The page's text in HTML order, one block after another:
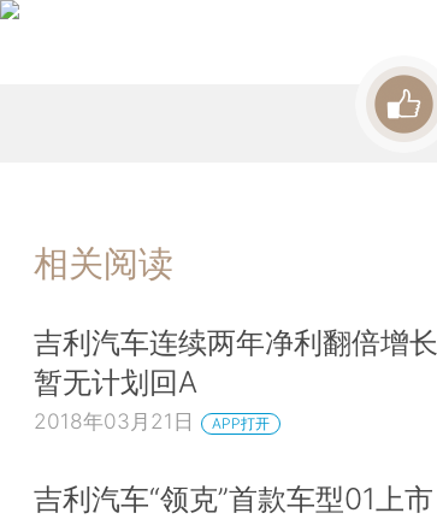
相关阅读
吉利汽车连续两年净利翻倍增长
暂无计划回A
2018年03月21日 APP打开
吉利汽车“领克”首款车型01上市